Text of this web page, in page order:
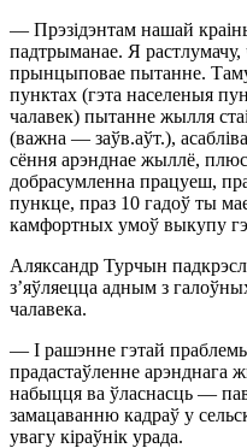
— Прэзідэнтам нашай
падтрыманае. Я растлумачу,
прынцыповае пытанне.
пунктах (гэта населеныя
чалавек) пытанне жылля
(важна — заўв.аўт.),
сёння арэнднае жыллё,
добрасумленна працуеш,
пункце, праз 10 гадоў ты
камфортных умоў выкупу
Аляксандр Турчын
з’яўляецца адным з
чалавека.
— І рашэнне гэтай
прадастаўленне арэнднага
набыцця ва ўласнасць —
замацаванню кадраў у
увагу кіраўнік урада.